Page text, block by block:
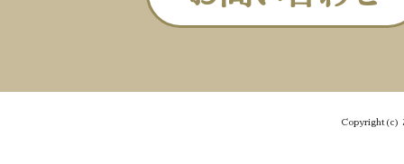
Copyright(c)